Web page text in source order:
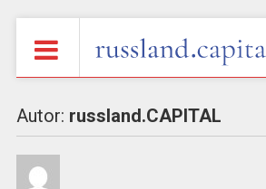
Autor: russland.CAPITAL